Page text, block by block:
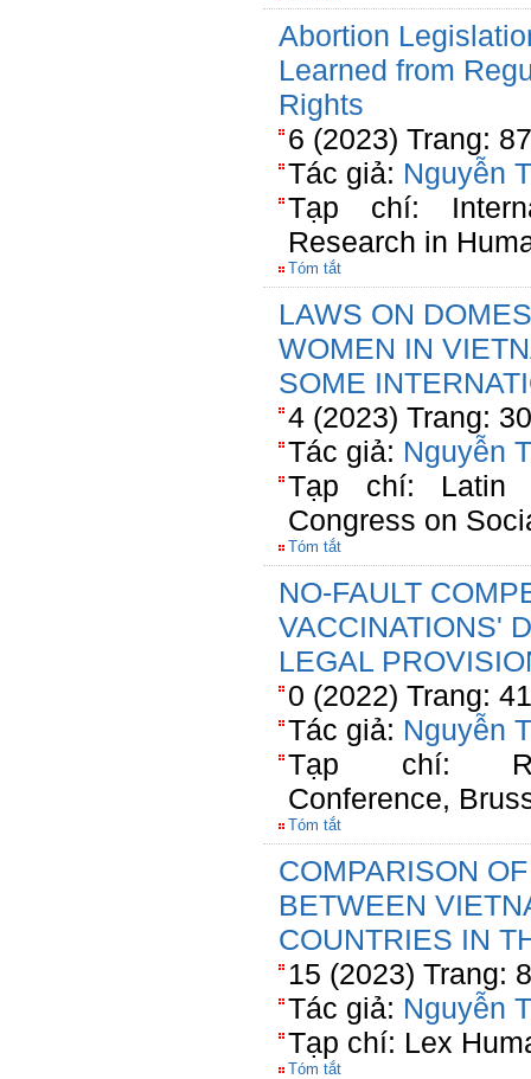
Abortion
Learned from
Rights
6 (2023) Trang:
Tác giả: Nguyễn
Tạp chí:
Research in
Tóm tắt
LAWS ON
WOMEN IN
SOME
4 (2023) Trang:
Tác giả: Nguyễn
Tạp chí: Latin
Congress on
Tóm tắt
NO-FAULT
VACCINATIONS'
LEGAL
0 (2022) Trang:
Tác giả: Nguyễn
Tạp chí:
Conference,
Tóm tắt
COMPARISON
BETWEEN
COUNTRIES IN
15 (2023) Trang:
Tác giả: Nguyễn
Tạp chí: Lex
Tóm tắt